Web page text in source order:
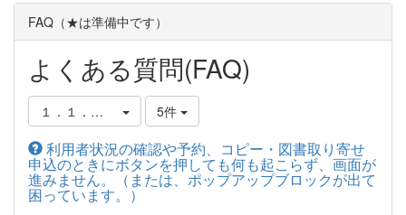
FAQ（★は準備中です）
よくある質問(FAQ)
１．１．図書館蔵書の調べ方
5件
利用者状況の確認や予約、コピー・図書取り寄せ
申込のときにボタンを押しても何も起こらず、画面が
進みません。（または、ポップアップブロックが出て
困っています。）